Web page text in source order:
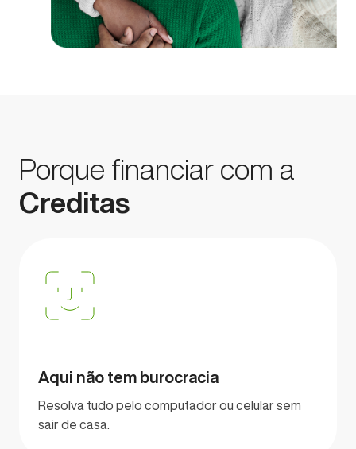
Porque financiar com a
Creditas
Aqui não tem burocracia
Resolva tudo pelo computador ou celular sem
sair de casa.